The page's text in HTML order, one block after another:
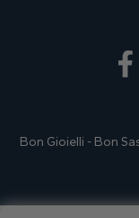
Bon Gioielli - Bon